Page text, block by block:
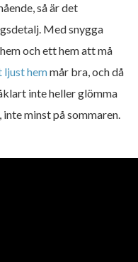
så är det
Med snygga
och ett hem att må
ljust hemmår bra, och då
inte heller glömma
minst på sommaren.